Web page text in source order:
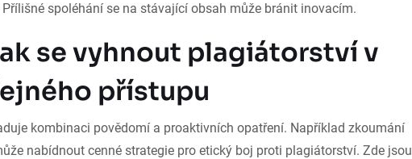
Přílišné spoléhání se na stávající obsah může bránit inovacím.
se vyhnout plagiátorství v
přístupu
kombinaci povědomí a proaktivních opatření. Například zkoumání
nabídnout cenné strategie pro etický boj proti plagiátorství. Zde jsou